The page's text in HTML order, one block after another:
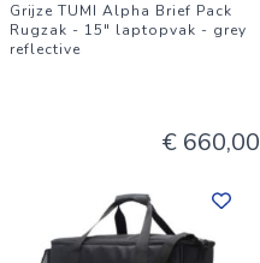
Grijze TUMI Alpha Brief Pack
Rugzak - 15" laptopvak - grey
reflective
€ 660,00